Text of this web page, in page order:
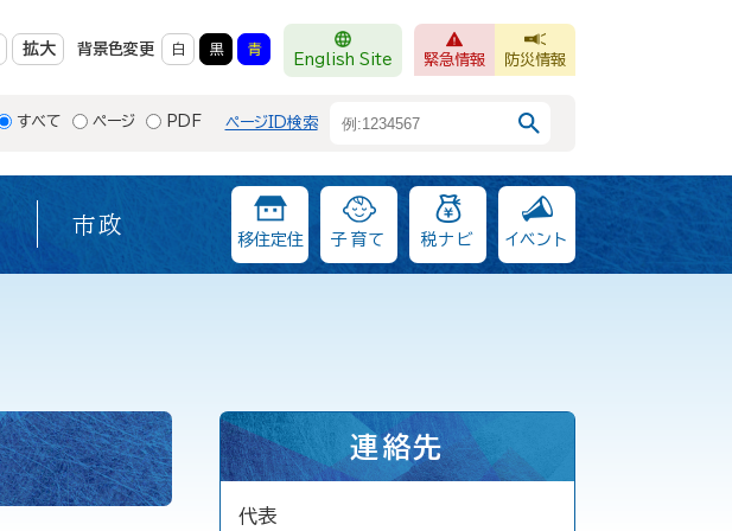
拡大 背景色変更 白 黒 青
English Site 緊急情報 防災情報
すべて ページ PDF ページID検索
市政
移住定住 子育て 税ナビ イベント
連絡先
代表